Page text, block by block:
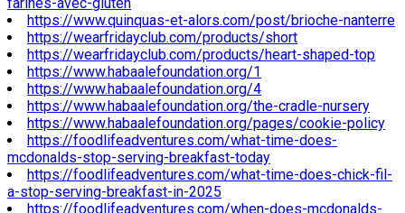
farines-avec-gluten
https://www.quinquas-et-alors.com/post/brioche-nanterre
https://wearfridayclub.com/products/short
https://wearfridayclub.com/products/heart-shaped-top
https://www.habaalefoundation.org/1
https://www.habaalefoundation.org/4
https://www.habaalefoundation.org/the-cradle-nursery
https://www.habaalefoundation.org/pages/cookie-policy
https://foodlifeadventures.com/what-time-does-
mcdonalds-stop-serving-breakfast-today
https://foodlifeadventures.com/what-time-does-chick-fil-
a-stop-serving-breakfast-in-2025
https://foodlifeadventures.com/when-does-mcdonalds-